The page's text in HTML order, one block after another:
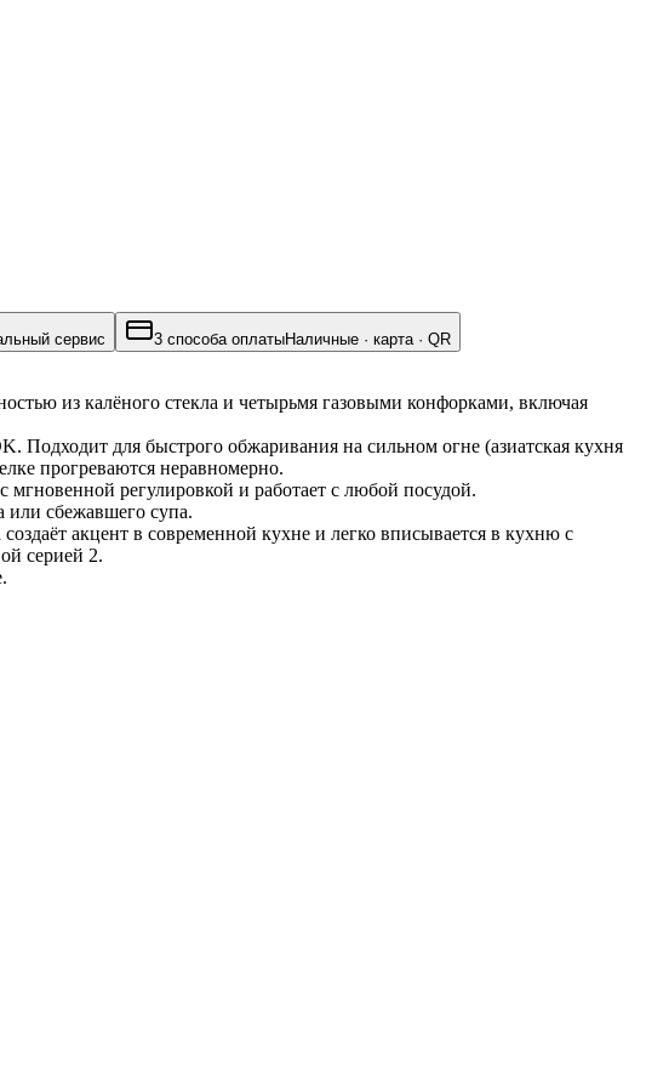
сервис 3 способа оплатыНаличные · карта · QR
для быстрого обжаривания на сильном огне (азиатская кухня
прогреваются неравномерно.
регулировкой и работает с любой посудой.
или сбежавшего супа.
акцент в современной кухне и легко вписывается в кухню с
серией 2.